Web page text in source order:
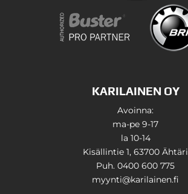
KARILAINEN OY
Avoinna:
ma-pe 9-17
la 10-14
Kisällintie 1, 63700 Ähtäri
Puh. 0400 600 775
myynti@karilainen.fi